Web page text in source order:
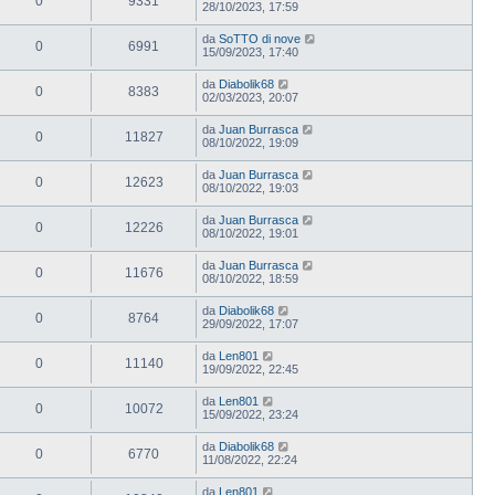
28/10/2023, 17:59
0 6991 da SoTTO di nove
15/09/2023, 17:40
0 8383 da Diabolik68
02/03/2023, 20:07
0 11827 da Juan Burrasca
08/10/2022, 19:09
0 12623 da Juan Burrasca
08/10/2022, 19:03
0 12226 da Juan Burrasca
08/10/2022, 19:01
0 11676 da Juan Burrasca
08/10/2022, 18:59
0 8764 da Diabolik68
29/09/2022, 17:07
0 11140 da Len801
19/09/2022, 22:45
0 10072 da Len801
15/09/2022, 23:24
0 6770 da Diabolik68
11/08/2022, 22:24
da Len801